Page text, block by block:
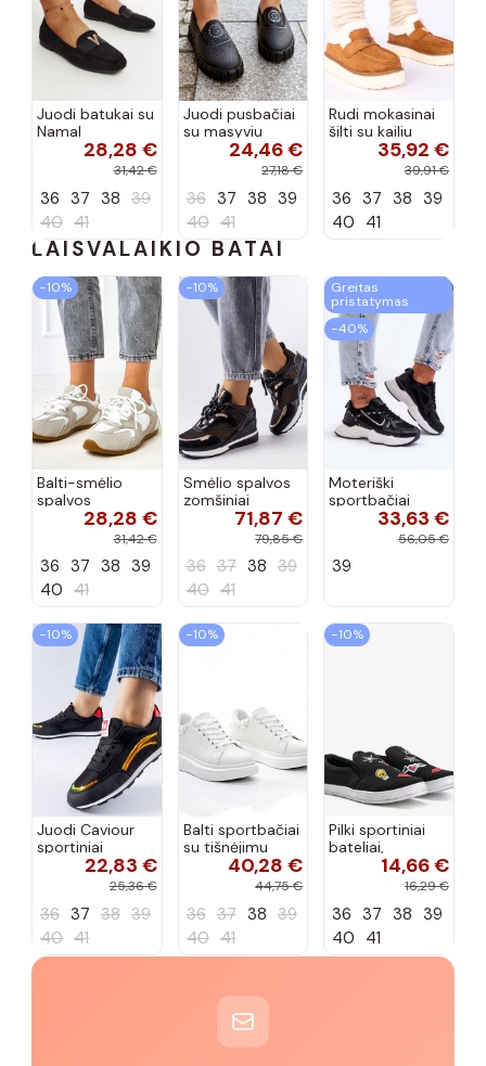
Juodi batukai su
Namal
dekoracija28,28 €
31,42 €
36 37 38 39
40 41
Juodi pusbačiai
su masyviu
padu Teska24,46 €
27,18 €
36 37 38 39
40 41
Rudi mokasinai
šilti su kailiu
35,92 €
39,91 €
36 37 38 39
40 41
LAISVALAIKIO BATAI
−10%
Balti-smėlio
spalvos
sportiniai
Casey
28,28 €
31,42 €
36 37 38 39
40 41
−10%
Smėlio spalvos
zomšiniai
sportiniai
bateliai, „Karino"
71,87 €
79,85 €
36 37 38 39
40 41
Greitas
pristatymas
−40%
Moteriški
sportbačiai
juodos spalvos
33,63 €
56,05 €
39
−10%
Juodi Caviour
sportiniai
sportbačiai22,83 €
25,36 €
36 37 38 39
40 41
−10%
Balti sportbačiai
su tišnėjimu
Peyton40,28 €
44,75 €
36 37 38 39
40 41
−10%
Pilki sportiniai
bateliai,
„Justice"14,66 €
16,29 €
36 37 38 39
40 41